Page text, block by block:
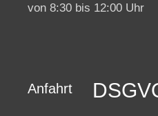
von 8:30 bis 12:00 Uhr
Anfahrt